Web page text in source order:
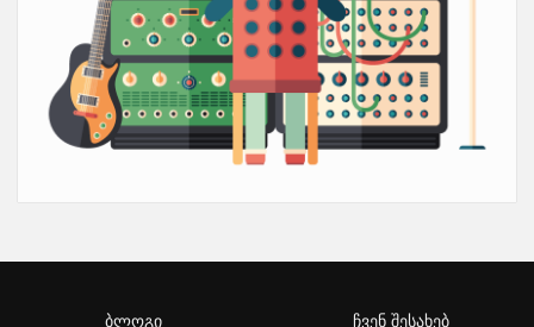
ბლოგი ჩვენ შესახებ